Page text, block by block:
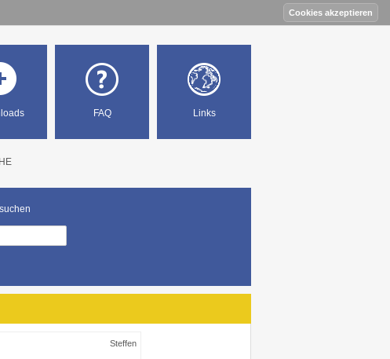
Links
FAQ
Steffen